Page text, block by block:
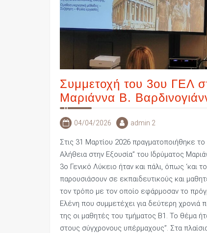
Συμμετοχή του 3ου ΓΕΛ
Μαριάννα Β.
04/04/2026 admin 2
Στις 31 Μαρτίου 2026 πραγματοποιήθηκε
Αλήθεια στην Εξουσία” του Ιδρύματος
3ο Γενικό Λύκειο ήταν και πάλι, όπως ‘και
παρουσιάσουν σε εκπαιδευτικούς και
τον τρόπο με τον οποίο εφάρμοσαν το
Ελένη που συμμετέχει για δεύτερη χρονιά
της οι μαθητές του τμήματος Β1. Το θέμα
στους σύγχρονους υπέρμαχους”. Στα